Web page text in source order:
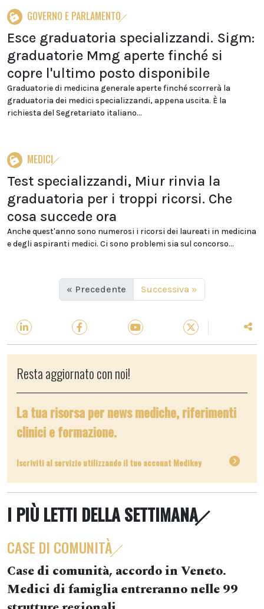
GOVERNO E PARLAMENTO
Esce graduatoria specializzandi. Sigm:
graduatorie Mmg aperte finché si
copre l'ultimo posto disponibile
Graduatorie di medicina generale aperte finché scorrerà la
graduatoria dei medici specializzandi, appena uscita. È la
richiesta del Segretariato italiano...
MEDICI
Test specializzandi, Miur rinvia la
graduatoria per i troppi ricorsi. Che
cosa succede ora
Anche quest'anno sono numerosi i ricorsi dei laureati in medicina
e degli aspiranti medici. Ci sono problemi sia sul concorso...
« Precedente Successiva »
Resta aggiornato con noi!
La tua risorsa per news mediche, riferimenti
clinici e formazione.
Iscriviti al servizio utilizzando il tuo account Medikey
I PIÙ LETTI DELLA SETTIMANA
CASE DI COMUNITÀ
Case di comunità, accordo in Veneto.
Medici di famiglia entreranno nelle 99